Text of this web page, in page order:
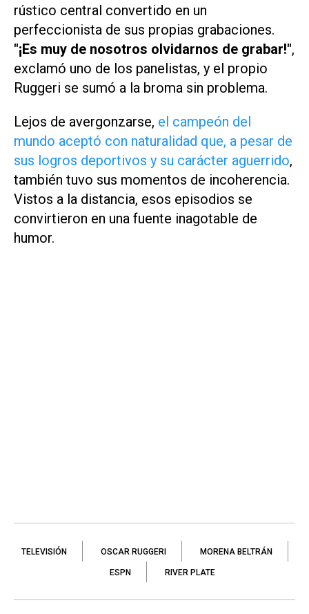
rústico central convertido en un
perfeccionista de sus propias grabaciones.
"¡Es muy de nosotros olvidarnos de grabar!",
exclamó uno de los panelistas, y el propio
Ruggeri se sumó a la broma sin problema.
Lejos de avergonzarse, el campeón del
mundo aceptó con naturalidad que, a pesar de
sus logros deportivos y su carácter aguerrido,
también tuvo sus momentos de incoherencia.
Vistos a la distancia, esos episodios se
convirtieron en una fuente inagotable de
humor.
TELEVISIÓN OSCAR RUGGERI MORENA BELTRÁN
ESPN RIVER PLATE